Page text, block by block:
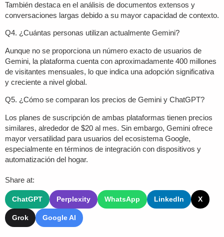
También destaca en el análisis de documentos extensos y
conversaciones largas debido a su mayor capacidad de contexto.
Q4. ¿Cuántas personas utilizan actualmente Gemini?
Aunque no se proporciona un número exacto de usuarios de
Gemini, la plataforma cuenta con aproximadamente 400 millones
de visitantes mensuales, lo que indica una adopción significativa
y creciente a nivel global.
Q5. ¿Cómo se comparan los precios de Gemini y ChatGPT?
Los planes de suscripción de ambas plataformas tienen precios
similares, alrededor de $20 al mes. Sin embargo, Gemini ofrece
mayor versatilidad para usuarios del ecosistema Google,
especialmente en términos de integración con dispositivos y
automatización del hogar.
Share at:
ChatGPT Perplexity WhatsApp LinkedIn X
Grok Google AI